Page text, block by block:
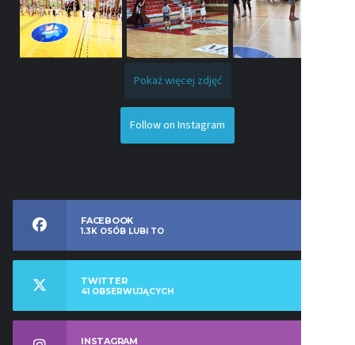
Pokaż więcej zdjęć
Follow on Instagram
FACEBOOK
1.3K OSÓB LUBI TO
TWITTER
41 OBSERWUJĄCYCH
INSTAGRAM